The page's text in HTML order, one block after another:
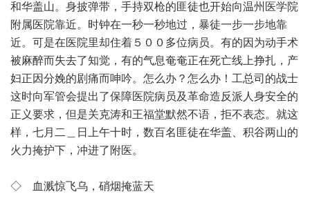
和华盖山。身披弹带，手持双枪的匪徒也开始向温州医学院
附属医院靠近。时钟在一秒一秒地过，暴徒一步一步地靠
近。可是在医院里却住着５００多位病员。有的因为动手术
被麻醉而失去了知觉，有的气息奄奄正在死亡线上挣扎，产
妇正因分娩的剧痛而呻吟。怎么办？怎么办！工总司的战士
这时向军管会提出了保障医院病员及革命造反派人身安全的
正义要求，但是关克涛和王福堂默然不语，拒不表态。就这
样，七月二＿日上午十时，数百名匪徒在华盖、积谷两山的
火力掩护下，冲进了附医。
◇ 血溅惊飞乌，硝烟掩蓝天